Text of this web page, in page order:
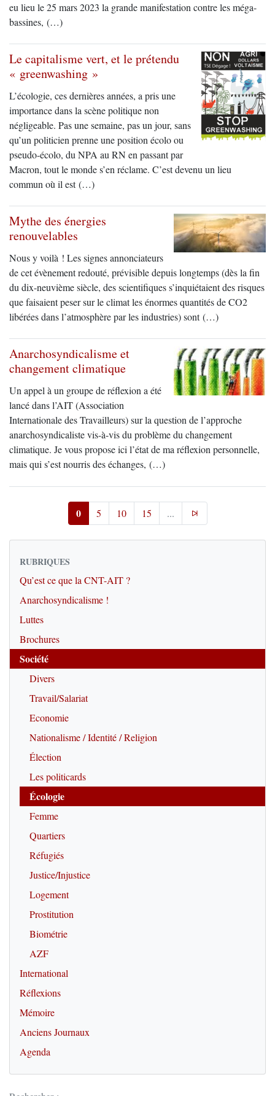
eu lieu le 25 mars 2023 la grande manifestation contre les méga-
bassines, (…)
Le capitalisme vert, et le prétendu
« greenwashing »
L’écologie, ces dernières années, a pris une
importance dans la scène politique non
négligeable. Pas une semaine, pas un jour, sans
qu’un politicien prenne une position écolo ou
pseudo-écolo, du NPA au RN en passant par
Macron, tout le monde s’en réclame. C’est devenu un lieu
commun où il est (…)
Mythe des énergies
renouvelables
Nous y voilà ! Les signes annonciateurs
de cet évènement redouté, prévisible depuis longtemps (dès la fin
du dix-neuvième siècle, des scientifiques s’inquiétaient des risques
que faisaient peser sur le climat les énormes quantités de CO2
libérées dans l’atmosphère par les industries) sont (…)
Anarchosyndicalisme et
changement climatique
Un appel à un groupe de réflexion a été
lancé dans l’AIT (Association
Internationale des Travailleurs) sur la question de l’approche
anarchosyndicaliste vis-à-vis du problème du changement
climatique. Je vous propose ici l’état de ma réflexion personnelle,
mais qui s’est nourris des échanges, (…)
0 5 10 15 ...
RUBRIQUES
Qu’est ce que la CNT-AIT ?
Anarchosyndicalisme !
Luttes
Brochures
Société
Divers
Travail/Salariat
Economie
Nationalisme / Identité / Religion
Élection
Les politicards
Écologie
Femme
Quartiers
Réfugiés
Justice/Injustice
Logement
Prostitution
Biométrie
AZF
International
Réflexions
Mémoire
Anciens Journaux
Agenda